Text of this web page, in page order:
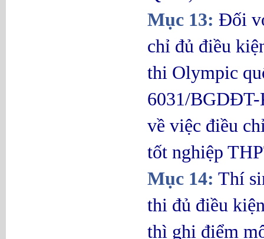
Mục 13: Đối
chỉ đủ điều
thi Olympic
6031/
về việc điều
tốt nghiệp
Mục 14: Thí
thi đủ điều
thì ghi điểm